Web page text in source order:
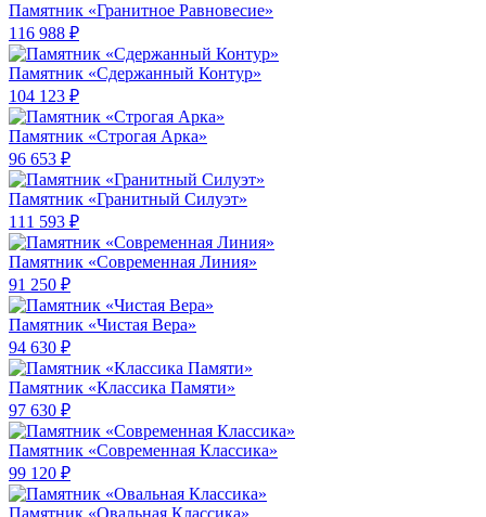
Памятник «Гранитное Равновесие»
116 988 ₽
Памятник «Сдержанный Контур»
104 123 ₽
Памятник «Строгая Арка»
96 653 ₽
Памятник «Гранитный Силуэт»
111 593 ₽
Памятник «Современная Линия»
91 250 ₽
Памятник «Чистая Вера»
94 630 ₽
Памятник «Классика Памяти»
97 630 ₽
Памятник «Современная Классика»
99 120 ₽